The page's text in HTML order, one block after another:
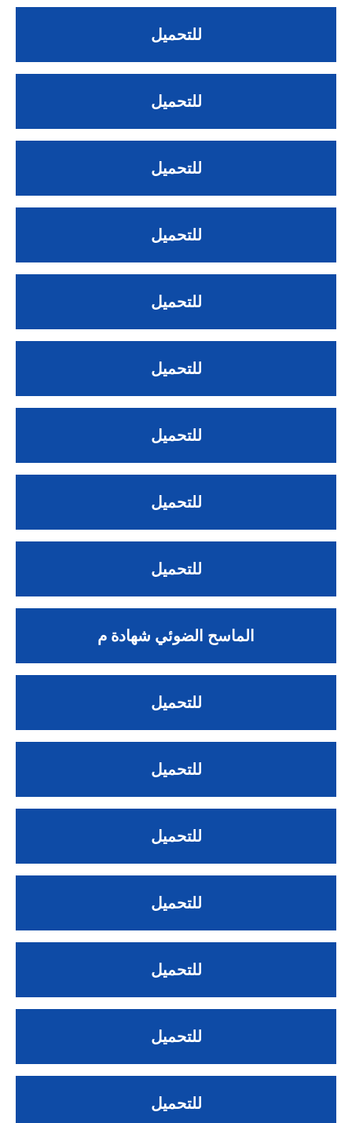
للتحميل
للتحميل
للتحميل
للتحميل
للتحميل
للتحميل
للتحميل
للتحميل
للتحميل
الماسح الضوئي شهادة م
للتحميل
للتحميل
للتحميل
للتحميل
للتحميل
للتحميل
للتحميل